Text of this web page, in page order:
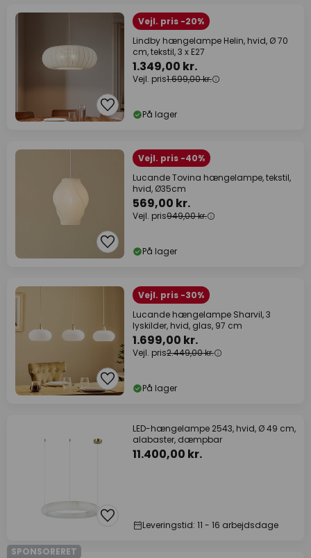
Vejl. pris -20%
Lindby hængelampe Helin, hvid, Ø 70
cm, tekstil, 3 x E27
1.349,00 kr.
Vejl. pris1.699,00 kr.
På lager
Vejl. pris -40%
Lucande Tovina hængelampe, tekstil,
hvid, Ø35cm
569,00 kr.
Vejl. pris949,00 kr.
På lager
Vejl. pris -30%
Lucande hængelampe Sharvil, 3
lyskilder, hvid, glas, 97 cm
1.699,00 kr.
Vejl. pris2.449,00 kr.
På lager
LED-hængelampe 2543, hvid, Ø 49 cm,
alabaster, dæmpbar
11.400,00 kr.
Leveringstid: 11 - 16 arbejdsdage
SPONSORERET